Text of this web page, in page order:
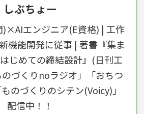
しぶちょー
エンジニア(E資格) | 工作
機能開発に従事 | 著書『集ま
じめての締結設計』(日刊工
づくりnoラジオ」「おちつ
のづくりのシテン(Voicy)」
配信中！！